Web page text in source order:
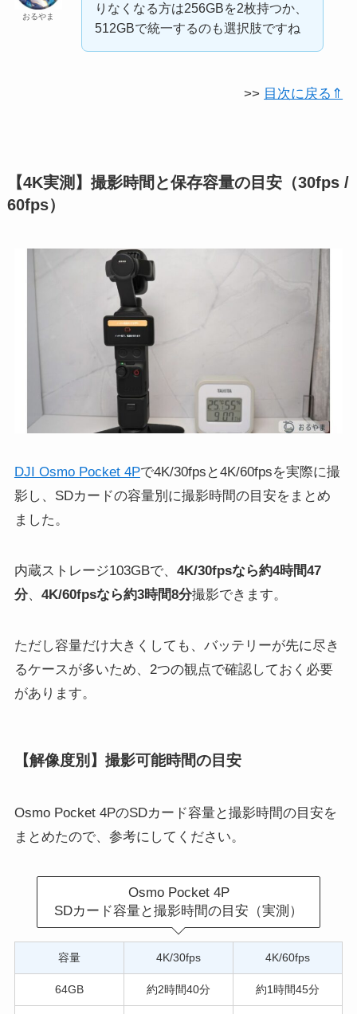
おるやま
りなくなる方は256GBを2枚持つか、
512GBで統一するのも選択肢ですね
>> 目次に戻る⇑
【4K実測】撮影時間と保存容量の目安（30fps /
60fps）
DJI Osmo Pocket 4Pで4K/30fpsと4K/60fpsを実際に撮
影し、SDカードの容量別に撮影時間の目安をまとめ
ました。
内蔵ストレージ103GBで、 4K/30fpsなら約4時間47
分、 4K/60fpsなら約3時間8分撮影できます。
ただし容量だけ大きくしても、バッテリーが先に尽き
るケースが多いため、2つの観点で確認しておく必要
があります。
【解像度別】撮影可能時間の目安
Osmo Pocket 4PのSDカード容量と撮影時間の目安を
まとめたので、参考にしてください。
Osmo Pocket 4P
SDカード容量と撮影時間の目安（実測）
容量 4K/30fps 4K/60fps
64GB 約2時間40分 約1時間45分